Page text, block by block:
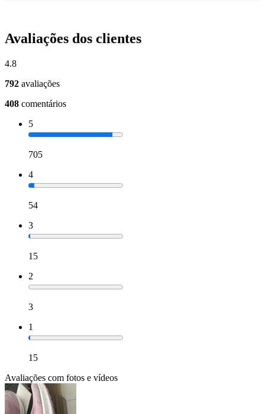
Avaliações dos clientes
4.8
792 avaliações
408 comentários
5
705
4
54
3
15
2
3
1
15
Avaliações com fotos e vídeos